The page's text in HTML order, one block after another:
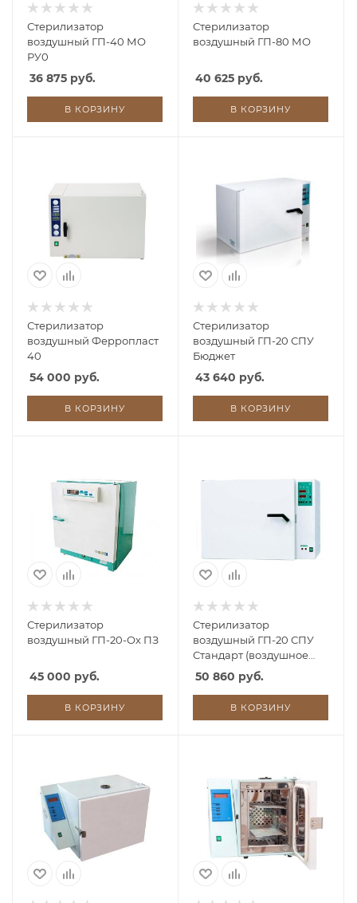
Стерилизатор
воздушный ГП-40 МО
РУ0
36 875 руб.
В КОРЗИНУ
Стерилизатор
воздушный ГП-80 МО
40 625 руб.
В КОРЗИНУ
Стерилизатор
воздушный Ферропласт
40
54 000 руб.
В КОРЗИНУ
Стерилизатор
воздушный ГП-20 СПУ
Бюджет
43 640 руб.
В КОРЗИНУ
Стерилизатор
воздушный ГП-20-Ох ПЗ
45 000 руб.
В КОРЗИНУ
Стерилизатор
воздушный ГП-20 СПУ
Стандарт (воздушное
охлаждение)
50 860 руб.
В КОРЗИНУ